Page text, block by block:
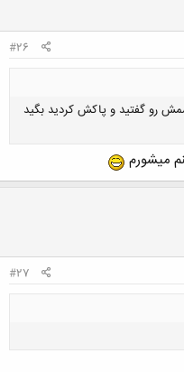
#26
رو گفتید و پاکش کردید بگید
میشورم
#27